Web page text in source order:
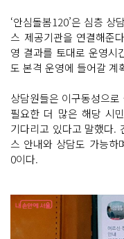
‘안심돌봄120’은 심층 상
스 제공기관을 연결해준
영 결과를 토대로 운영시
도 본격 운영에 들어갈 계
상담원들은 이구동성으
필요한 더 많은 해당 시
기다리고 있다고 말했다.
스 안내와 상담도 가능하
0이다.